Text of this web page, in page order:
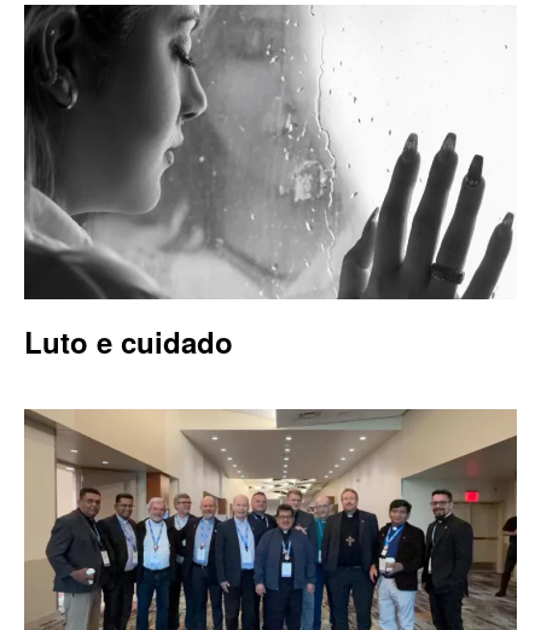
Luto e cuidado